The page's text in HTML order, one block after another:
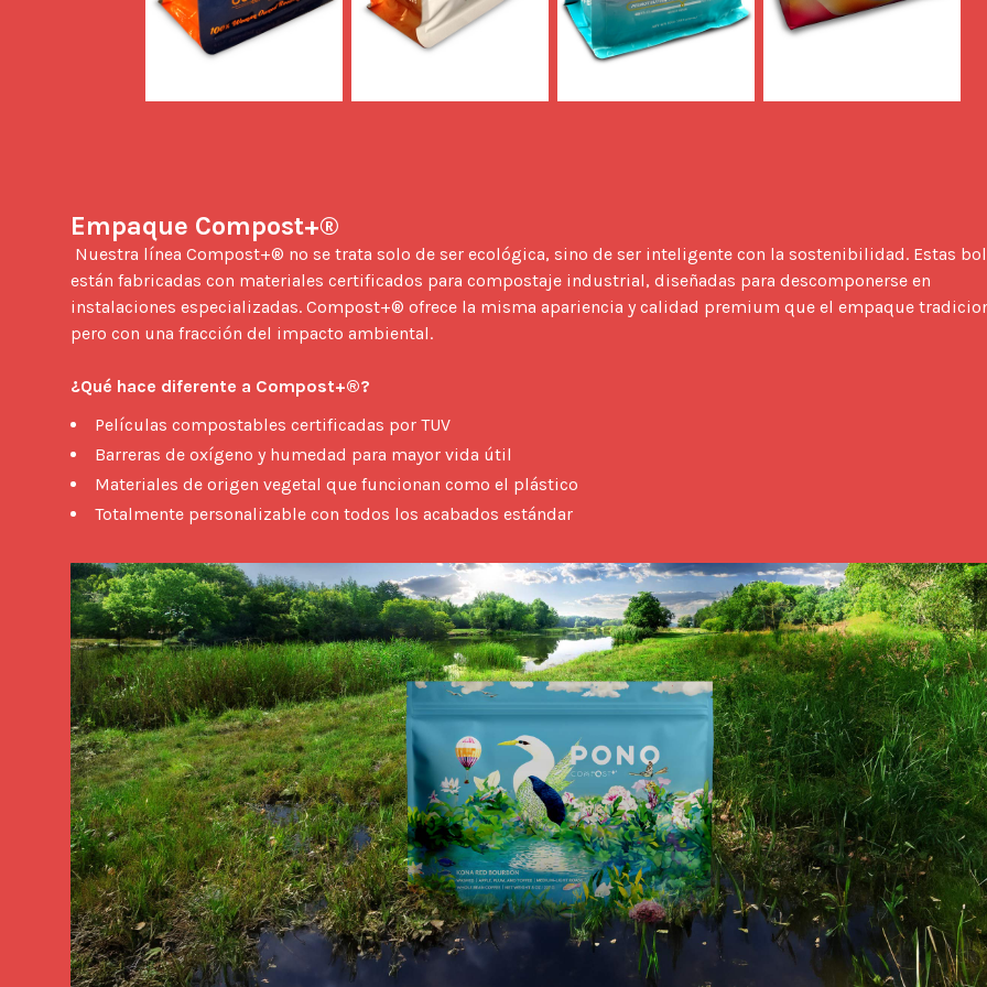
Empaque Compost+®
están fabricadas con materiales certificados para compostaje industrial, diseñadas para descomponerse en
instalaciones especializadas. Compost+® ofrece la misma apariencia y calidad premium que el empaque
pero con una fracción del impacto ambiental.
¿Qué hace diferente a Compost+®?
Películas compostables certificadas por TUV
Barreras de oxígeno y humedad para mayor vida útil
Materiales de origen vegetal que funcionan como el plástico
Totalmente personalizable con todos los acabados estándar